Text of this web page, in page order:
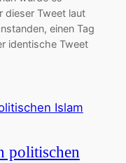
dieser Tweet laut
einen Tag
identische Tweet
politischen